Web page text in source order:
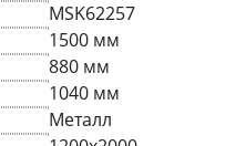
MSK62257
1500 мм
880 мм
1040 мм
Металл